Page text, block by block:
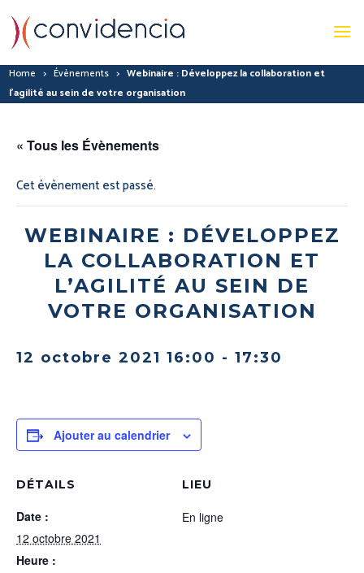
Home >Évènements >Webinaire : Développez la collaboration et
l’agilité au sein de votre organisation
« Tous les Évènements
Cet évènement est passé.
WEBINAIRE : DÉVELOPPEZ
LA COLLABORATION ET
L’AGILITÉ AU SEIN DE
VOTRE ORGANISATION
12 octobre 2021 16:00 - 17:30
DÉTAILS
Date :
12 octobre 2021
Heure :
LIEU
En ligne
Ajouter au calendrier